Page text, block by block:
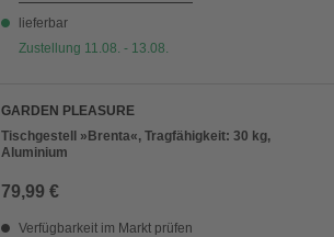
lieferbar
Zustellung 11.08. - 13.08.
GARDEN PLEASURE
Tischgestell »Brenta«, Tragfähigkeit: 30 kg,
Aluminium
79,99 €
Verfügbarkeit im Markt prüfen